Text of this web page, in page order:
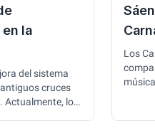
la
del sistema
cruces
Actualmente, los
Los
primer